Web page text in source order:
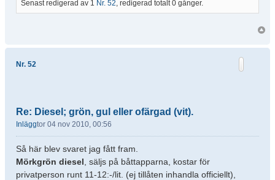
Senast redigerad av 1 Nr. 52, redigerad totalt 0 gånger.
Nr. 52
Re: Diesel; grön, gul eller ofärgad (vit).
Inläggtor 04 nov 2010, 00:56
Så här blev svaret jag fått fram.
Mörkgrön diesel , säljs på båttapparna, kostar för
privatperson runt 11-12:-/lit. (ej tillåten inhandla officiellt),